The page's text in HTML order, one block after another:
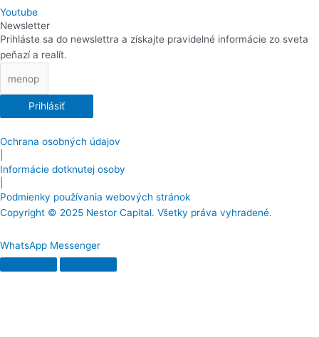
Youtube
Newsletter
Prihláste sa do newslettra a získajte pravidelné informácie zo sveta
peňazí a realít.
Prihlásiť
Ochrana osobných údajov
Informácie dotknutej osoby
Podmienky používania webových stránok
Copyright © 2025 Nestor Capital. Všetky práva vyhradené.
WhatsApp Messenger